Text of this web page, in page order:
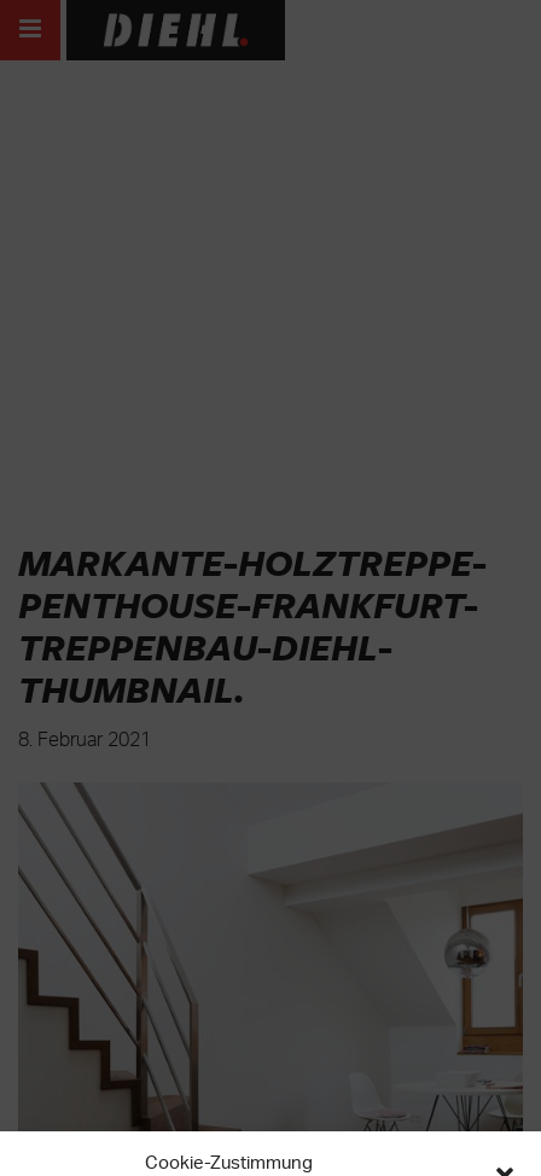
Cookie-Zustimmung
MARKANTE-HOLZTREPPE-
PENTHOUSE-FRANKFURT-
TREPPENBAU-DIEHL-
THUMBNAIL.
8. Februar 2021